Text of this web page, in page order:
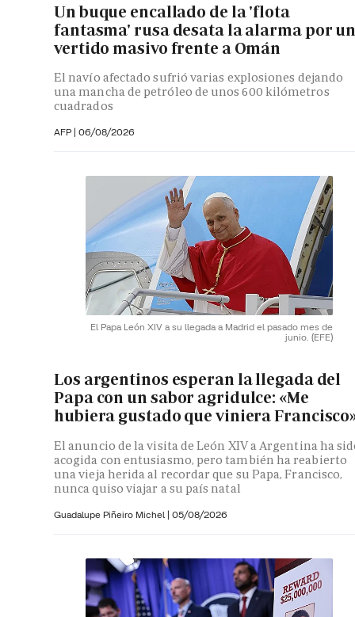
Un buque encallado de la 'flota
fantasma' rusa desata la alarma por
vertido masivo frente a Omán
El navío afectado sufrió varias explosiones dejando
una mancha de petróleo de unos 600 kilómetros
cuadrados
AFP | 06/08/2026
El Papa León XIV a su llegada a Madrid el pasado mes de
junio. (EFE)
Los argentinos esperan la llegada del
Papa con un sabor agridulce: «Me
hubiera gustado que viniera
El anuncio de la visita de León XIV a Argentina ha
acogida con entusiasmo, pero también ha reabierto
una vieja herida al recordar que su Papa, Francisco,
nunca quiso viajar a su país natal
Guadalupe Piñeiro Michel | 05/08/2026